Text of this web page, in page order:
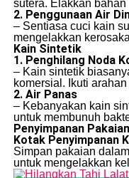
sutera. Elakkan
2. Penggunaan Air
– Sentiasa cuci kain
mengelakkan
Kain Sintetik
1. Penghilang Noda
– Kain sintetik
komersial. Ikuti
2. Air Panas
– Kebanyakan kain
untuk membunuh
Penyimpanan
Kotak Penyimpanan
Simpan pakaian
untuk mengelakkan